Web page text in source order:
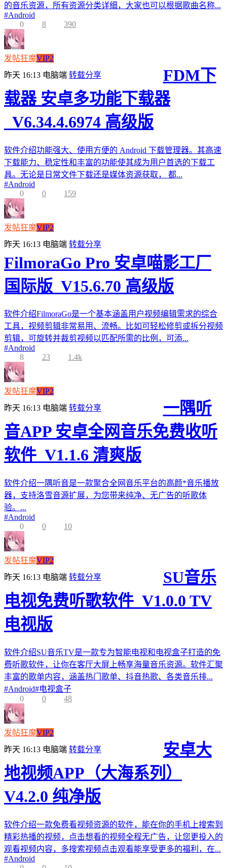
的音乐资源，所有资源分类详细，大家也可以根据歌曲名称...
#Android
0
8 390
发帖狂魔VIP2
昨天 16:13 电脑端 转载分享
FDM下
载器 安卓多功能下载器
_V6.34.4.6974 高级版
软件介绍功能强大、使用方便的 Android 下载管理器。其高速
下载能力、稳定性和丰富的功能使其成为用户首选的下载工
具。无论是日常文件下载还是媒体资源获取， 都...
#Android
0
0 159
发帖狂魔VIP2
昨天 16:13 电脑端 转载分享
FilmoraGo Pro 安卓喵影工厂
国际版_V15.6.70 高级版
软件介绍FilmoraGo是一个基本涵盖用户视频编辑需求的综合
工具，视频剪辑非常易用、流畅。比如可轻松修剪或拆分视频
剪辑，可旋转并裁剪视频以匹配所需的比例，可添...
#Android
8
23 1.4k
发帖狂魔VIP2
昨天 16:13 电脑端 转载分享
一隅听
音APP 安卓全网音乐免费收听
软件_V1.1.6 清爽版
软件介绍一隅听音是一款聚合全网音乐平台的高颜*音乐播放
器，支持洛雪音源扩展，为您带来纯净、无广告的听歌体
验。...
#Android
0
0 10
发帖狂魔VIP2
昨天 16:13 电脑端 转载分享
SU音乐
电视免费听歌软件_V1.0.0 TV
电视版
软件介绍SU音乐TV是一款专为智能电视和电视盒子打造的免
费听歌软件，让你在客厅大屏上畅享海量音乐资源。软件汇聚
丰富的歌单内容，涵盖热门歌单、抖音热歌、各类音乐排...
#Android#电视盒子
0
0 48
发帖狂魔VIP2
昨天 16:13 电脑端 转载分享
安卓大
地视频APP（大海系列）
V4.2.0 纯净版
软件介绍一款免费看视频资源的软件，能在你的手机上搜索到
精彩热播的视频，点击想看的视频全程无广告，让您更投入的
观看视频内容，多搜索视频点击观看能享受更多的福利，在...
#Android